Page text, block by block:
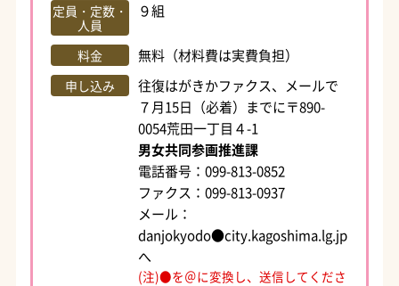
定員・定数・
人員
９組
料金 無料（材料費は実費負担）
申し込み
往復はがきかファクス、メールで
７月15日（必着）までに〒890-
0054荒田一丁目４-1
男女共同参画推進課
電話番号：099-813-0852
ファクス：099-813-0937
メール：
danjokyodo●city.kagoshima.lg.jp
へ
(注)●を＠に変換し、送信してくださ